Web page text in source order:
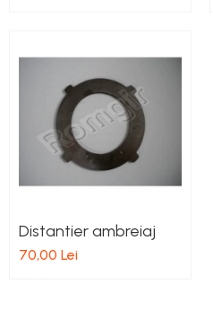
Distantier ambreiaj
70,00 Lei